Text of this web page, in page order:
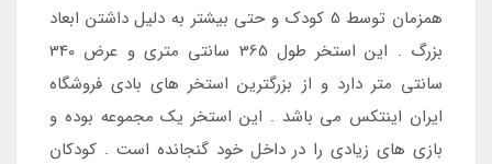
همزمان توسط 5 کودک و حتی بیشتر به دلیل داشتن ابعاد
بزرگ . این استخر طول 365 سانتی متری و عرض 340
سانتی متر دارد و از بزرگترین استخر های بادی فروشگاه
ایران اینتکس می باشد . این استخر یک مجموعه بوده و
بازی های زیادی را در داخل خود گنجانده است . کودکان